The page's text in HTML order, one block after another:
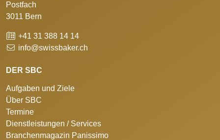
Postfach
3011 Bern
+41 31 388 14 14
info@swissbaker.ch
DER SBC
Aufgaben und Ziele
Über SBC
Termine
Dienstleistungen / Services
Branchenmagazin Panissimo